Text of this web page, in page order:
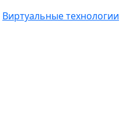
Виртуальные технологии